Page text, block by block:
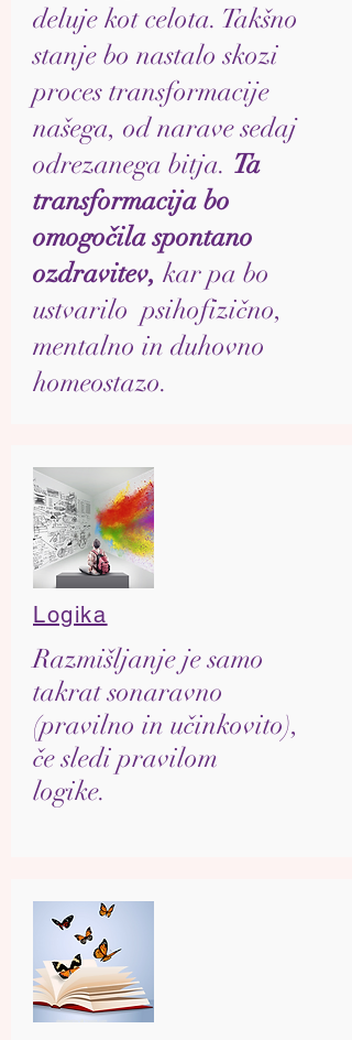
deluje kot celota. Takšno
stanje bo nastalo skozi
proces transformacije
našega, od narave sedaj
odrezanega bitja. Ta
transformacija bo
omogočila spontano
ozdravitev, kar pa bo
ustvarilo psihofizično,
mentalno in duhovno
homeostazo.
Logika
Razmišljanje je samo
takrat sonaravno
(pravilno in učinkovito),
če sledi pravilom
logike.